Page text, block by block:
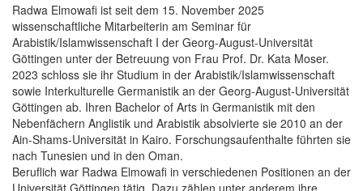
Radwa Elmowafi ist seit dem 15. November 2025
wissenschaftliche Mitarbeiterin am Seminar für
Arabistik/Islamwissenschaft I der Georg-August-Universität
Göttingen unter der Betreuung von Frau Prof. Dr. Kata Moser.
2023 schloss sie ihr Studium in der Arabistik/Islamwissenschaft
sowie Interkulturelle Germanistik an der Georg-August-Universität
Göttingen ab. Ihren Bachelor of Arts in Germanistik mit den
Nebenfächern Anglistik und Arabistik absolvierte sie 2010 an der
Ain-Shams-Universität in Kairo. Forschungsaufenthalte führten sie
nach Tunesien und in den Oman.
Beruflich war Radwa Elmowafi in verschiedenen Positionen an der
Universität Göttingen tätig. Dazu zählen unter anderem ihre